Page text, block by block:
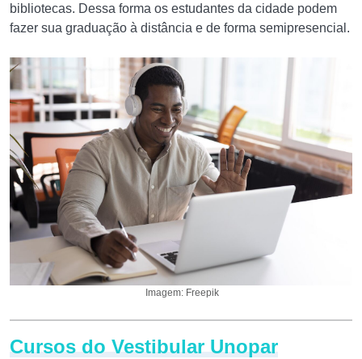
bibliotecas. Dessa forma os estudantes da cidade podem
fazer sua graduação à distância e de forma semipresencial.
Imagem: Freepik
Cursos do Vestibular Unopar